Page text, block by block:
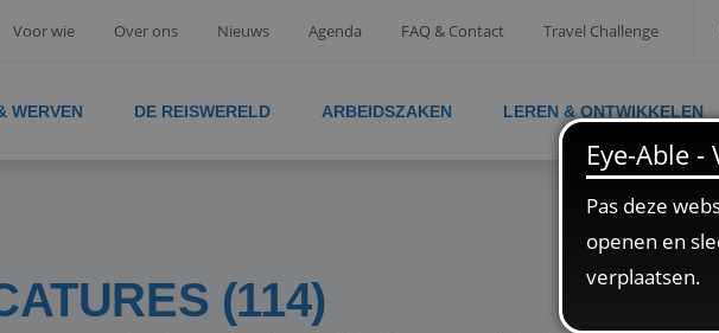
Voor wie Over ons Nieuws Agenda FAQ & Contact Travel Challenge
WERVEN DE REISWERELD ARBEIDSZAKEN LEREN & ONTWIKKELEN
(114)